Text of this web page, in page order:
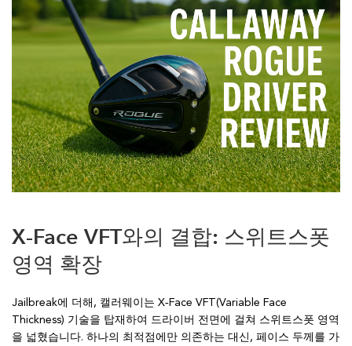
X‑Face VFT와의 결합: 스위트스폿
영역 확장
Jailbreak에 더해, 캘러웨이는 X‑Face VFT(Variable Face
Thickness) 기술을 탑재하여 드라이버 전면에 걸쳐 스위트스폿 영역
을 넓혔습니다. 하나의 최적점에만 의존하는 대신, 페이스 두께를 가